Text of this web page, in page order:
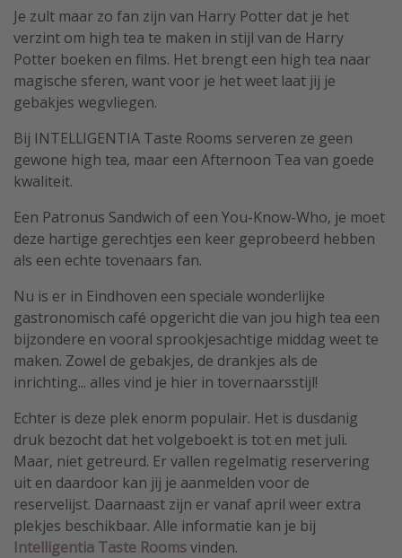
Vakantieparken
Single reizen
Zonvakanties
Rondreizen
Meer onderwerpen
Reisblog
Reiskalender
25 beste pretparken
Beste keukens ter wereld
Center Parcs
Disneyland Parijs
Strandvakantie in Italië
Strandvakantie in Nederland
All inclusive vakantie in Griekenland
Je zult maar zo fan zijn van Harry Potter dat je het
verzint om high tea te maken in stijl van de Harry
Potter boeken en films. Het brengt een high tea naar
magische sferen, want voor je het weet laat jij je
gebakjes wegvliegen.
Bij INTELLIGENTIA Taste Rooms serveren ze geen
gewone high tea, maar een Afternoon Tea van goede
kwaliteit.
Een Patronus Sandwich of een You-Know-Who, je moet
deze hartige gerechtjes een keer geprobeerd hebben
als een echte tovenaars fan.
Nu is er in Eindhoven een speciale wonderlijke
gastronomisch café opgericht die van jou high tea een
bijzondere en vooral sprookjesachtige middag weet te
maken. Zowel de gebakjes, de drankjes als de
inrichting... alles vind je hier in tovernaarsstijl!
Echter is deze plek enorm populair. Het is dusdanig
druk bezocht dat het volgeboekt is tot en met juli.
Maar, niet getreurd. Er vallen regelmatig reservering
uit en daardoor kan jij je aanmelden voor de
reservelijst. Daarnaast zijn er vanaf april weer extra
plekjes beschikbaar. Alle informatie kan je bij
Intelligentia Taste Roomsvinden.